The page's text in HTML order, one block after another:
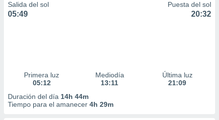
Salida del sol
05:49
Puesta del sol
20:32
Primera luz
05:12
Mediodía
13:11
Última luz
21:09
Duración del día 14h 44m
Tiempo para el amanecer 4h 29m